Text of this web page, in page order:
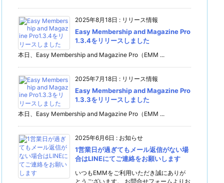
2025年8月18日 : リリース情報
Easy Membership and Magazine Pro
1.3.4をリリースしました
本日、Easy Membership and Magazine Pro（EMM ...
2025年7月18日 : リリース情報
Easy Membership and Magazine Pro
1.3.3をリリースしました
本日、Easy Membership and Magazine Pro（EMM ...
2025年6月6日 : お知らせ
1営業日が過ぎてもメール返信がない場
合はLINEにてご連絡をお願いします
いつもEMMをご利用いただき誠にありが
とうございます。 お問合せフォームよりお